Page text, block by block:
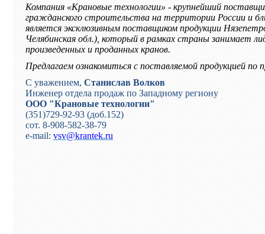
Компания «Крановые технологии» - крупнейший
гражданского строительства на территории России и
является эксклюзивным поставщиком продукции
Челябинская обл.), который в рамках страны занимает
произведенных и проданных кранов.
Предлагаем ознакомиться с поставляемой продукцией по
С уважением, Станислав Волков
Инженер отдела продаж по Западному региону
ООО "Крановые технологии"
(351)729-92-93 (доб.152)
сот. 8-908-582-38-79
e-mail: vsv@krantek.ru